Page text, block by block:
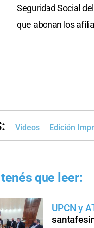
Seguridad Social
que abonan los
Videos Edición
que leer:
UPCN y